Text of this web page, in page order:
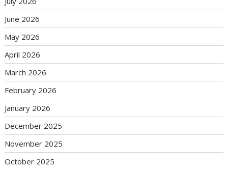
June 2026
May 2026
April 2026
March 2026
February 2026
January 2026
December 2025
November 2025
October 2025